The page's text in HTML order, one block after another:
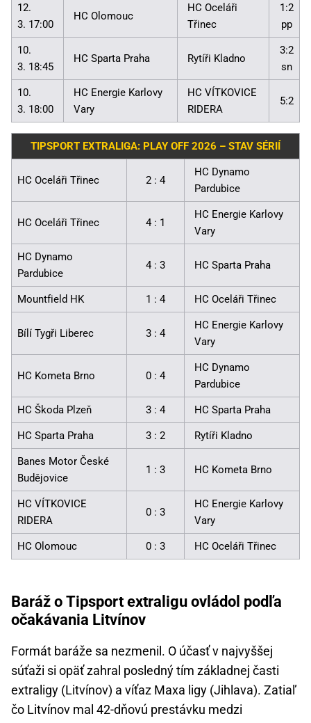
12.
3. 17:00
HC Olomouc
HC Oceláři
Třinec
1:2
pp
10.
3. 18:45
HC Sparta Praha Rytíři Kladno
3:2
sn
10.
3. 18:00
HC Energie Karlovy
Vary
HC VÍTKOVICE
RIDERA
5:2
TIPSPORT EXTRALIGA: PLAY OFF 2026 – STAV SÉRIÍ
HC Oceláři Třinec 2 : 4
HC Dynamo
Pardubice
HC Oceláři Třinec 4 : 1
HC Energie Karlovy
Vary
HC Dynamo
Pardubice
4 : 3 HC Sparta Praha
Mountfield HK 1 : 4 HC Oceláři Třinec
Bílí Tygři Liberec 3 : 4
HC Energie Karlovy
Vary
HC Kometa Brno 0 : 4
HC Dynamo
Pardubice
HC Škoda Plzeň 3 : 4 HC Sparta Praha
HC Sparta Praha 3 : 2 Rytíři Kladno
Banes Motor České
Budějovice
1 : 3 HC Kometa Brno
HC VÍTKOVICE
RIDERA
0 : 3
HC Energie Karlovy
Vary
HC Olomouc 0 : 3 HC Oceláři Třinec
Baráž o Tipsport extraligu ovládol podľa
očakávania Litvínov
Formát baráže sa nezmenil. O účasť v najvyššej
súťaži si opäť zahral posledný tím základnej časti
extraligy (Litvínov) a víťaz Maxa ligy (Jihlava). Zatiaľ
čo Litvínov mal 42-dňovú prestávku medzi